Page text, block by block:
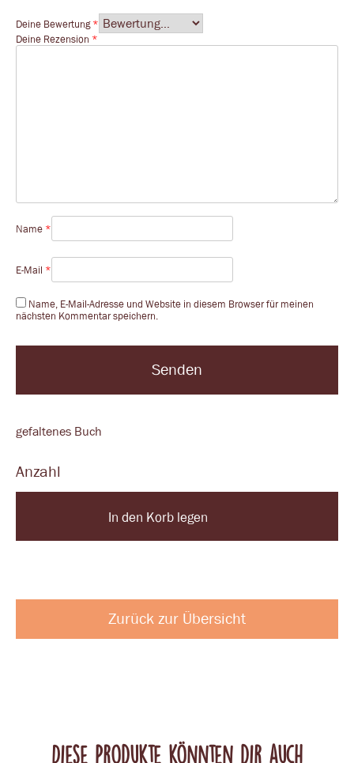
gefaltenes Buch
Anzahl
In den Korb legen
Deine Bewertung*
Deine Rezension *
Name *
E-Mail *
Name, E-Mail-Adresse und Website in diesem Browser für meinen
nächsten Kommentar speichern.
Zurück zur Übersicht
Diese Produkte könnten dir auch